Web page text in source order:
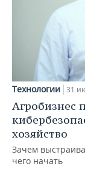
Технологии 31
Агробизнес
хозяйство
Зачем
чего начать